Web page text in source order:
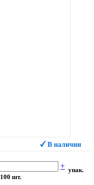
В наличии
+
100 шт.
упак.